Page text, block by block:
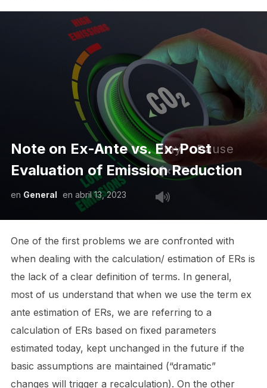
Note on Ex-Ante vs. Ex-Post
Evaluation of Emission Reduction
en General en abril 13, 2023
Play Pause
One of the first problems we are confronted with
when dealing with the calculation/ estimation of ERs is
the lack of a clear definition of terms. In general,
most of us understand that when we use the term ex
ante estimation of ERs, we are referring to a
calculation of ERs based on fixed parameters
estimated today, kept unchanged in the future if the
basic assumptions are maintained (“dramatic”
changes will trigger a recalculation). On the other